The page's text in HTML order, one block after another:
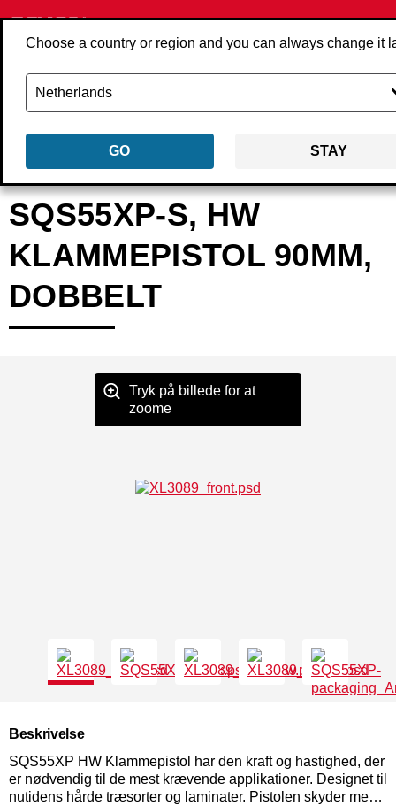
Choose a country or region and you can always change it
GO STAY
Produkter Klammepistol, kraftig
SQS55XP-S, HW
KLAMMEPISTOL 90MM,
DOBBELT
Tryk på billede for at
zoome
Beskrivelse
SQS55XP HW Klammepistol har den kraft og hastighed, der
er nødvendig til de mest krævende applikationer. Designet til
nutidens hårde træsorter og laminater. Pistolen skyder med